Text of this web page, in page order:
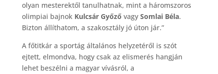
olyan mesterektől tanulhatnak, mint a háromszoros
olimpiai bajnok Kulcsár Győzővagy Somlai Béla.
Bizton állíthatom, a szakosztály jó úton jár.”
A főtitkár a sportág általános helyzetéről is szót
ejtett, elmondva, hogy csak az elismerés hangján
lehet beszélni a magyar vívásról, a